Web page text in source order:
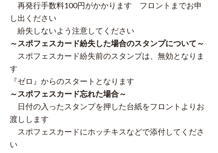
再発行手数料100円がかかります フロントまでお申
し出ください
紛失しないよう注意してください
～スポフェスカード紛失した場合のスタンプについて～
スポフェスカード紛失前のスタンプは、無効となりま
す
『ゼロ』からのスタートとなります
～スポフェスカード忘れた場合～
日付の入ったスタンプを押した台紙をフロントよりお
渡しします
スポフェスカードにホッチキスなどで添付してくださ
い